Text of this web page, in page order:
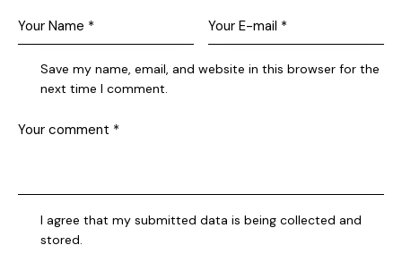
Save my name, email, and website in this browser for the
next time I comment.
I agree that my submitted data is being collected and
stored.